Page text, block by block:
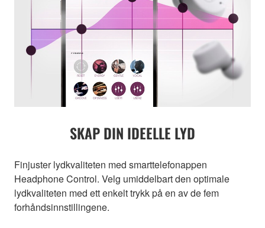
SKAP DIN IDEELLE LYD
Finjuster lydkvaliteten med smarttelefonappen
Headphone Control. Velg umiddelbart den optimale
lydkvaliteten med ett enkelt trykk på en av de fem
forhåndsinnstillingene.